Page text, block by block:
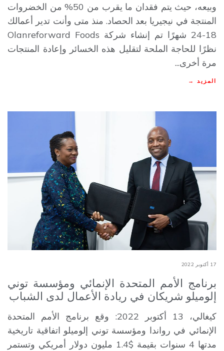
وبيعه، حيث يتم فقدان ما يقرب من 50% من الخضروات
المنتجة في نيجيريا بعد الحصاد. منذ متى وأنت تدير أعمالك
18-24 شهرًا تم إنشاء شركة Olanreforward Foods
نظرًا للحاجة الملحة لتقليل هذه الخسائر وإعادة المنتجات
مرة أخرى...
المزيد →
17 أكتوبر 2022
برنامج الأمم المتحدة الإنمائي ومؤسسة توني
إلوميلو شريكان في ريادة الأعمال لدى الشباب
كيغالي، 13 أكتوبر 2022: وقع برنامج الأمم المتحدة
الإنمائي في رواندا ومؤسسة توني إلوميلو اتفاقية تاريخية
مدتها 4 سنوات بقيمة $1.4 مليون دولار أمريكي وتستمر